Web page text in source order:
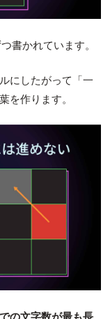
書かれています。
にしたがって「一
を作ります。